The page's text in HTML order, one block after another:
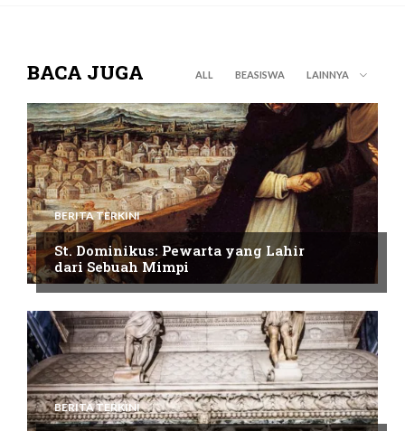
BACA JUGA ALL BEASISWA LAINNYA
BERITA TERKINI
St. Dominikus: Pewarta yang Lahir
dari Sebuah Mimpi
BERITA TERKINI